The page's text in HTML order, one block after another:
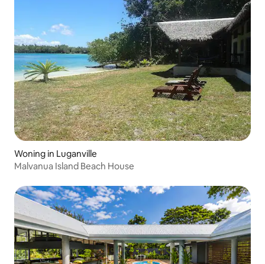
Woning in Luganville
Malvanua Island Beach House